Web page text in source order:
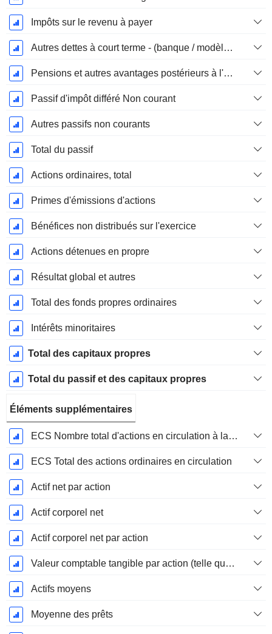
Impôts sur le revenu à payer
Autres dettes à court terme - (banque / modèle de service public)
Pensions et autres avantages postérieurs à l'emploi
Passif d'impôt différé Non courant
Autres passifs non courants
Total du passif
Actions ordinaires, total
Primes d'émissions d'actions
Bénéfices non distribués sur l'exercice
Actions détenues en propre
Résultat global et autres
Total des fonds propres ordinaires
Intérêts minoritaires
Total des capitaux propres
Total du passif et des capitaux propres
Éléments supplémentaires
ECS Nombre total d'actions en circulation à la date de dépôt
ECS Total des actions ordinaires en circulation
Actif net par action
Actif corporel net
Actif corporel net par action
Valeur comptable tangible par action (telle que rapportée)
Actifs moyens
Moyenne des prêts